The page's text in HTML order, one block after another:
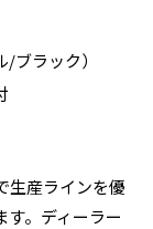
ブラック）
生産ラインを優
。ディーラー